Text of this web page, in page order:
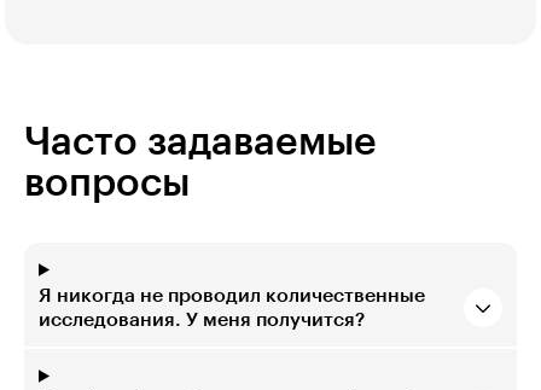
Часто задаваемые
вопросы
Я никогда не проводил количественные
исследования. У меня получится?